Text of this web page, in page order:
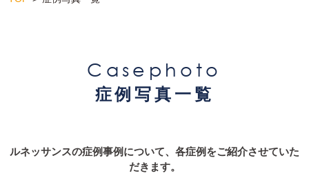
Casephoto
症例写真一覧
ルネッサンスの症例事例について、各症例をご紹介させていた
だきます。